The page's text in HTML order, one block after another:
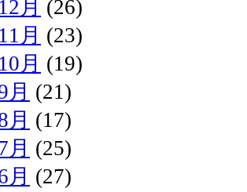
月 (26)
月 (23)
月 (19)
月 (21)
月 (17)
月 (25)
月 (27)